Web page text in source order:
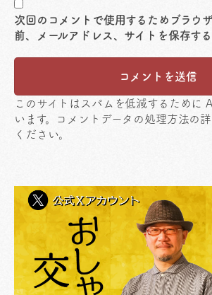
次回のコメントで使用するためブラウ
前、メールアドレス、サイトを保存する
このサイトはスパムを低減するために
います。
コメントデータの処理方法の
ください。